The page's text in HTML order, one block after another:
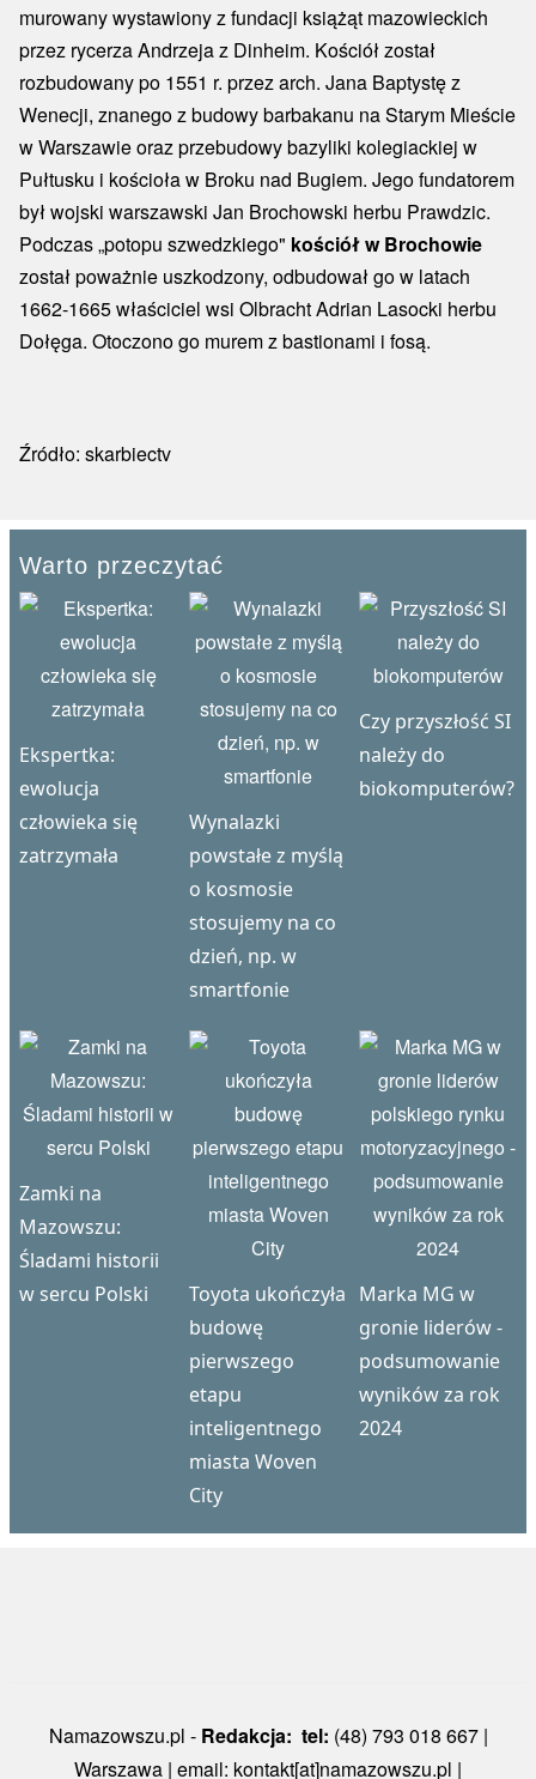
murowany wystawiony z fundacji książąt mazowieckich
przez rycerza Andrzeja z Dinheim. Kościół został
rozbudowany po 1551 r. przez arch. Jana Baptystę z
Wenecji, znanego z budowy barbakanu na Starym Mieście
w Warszawie oraz przebudowy bazyliki kolegiackiej w
Pułtusku i kościoła w Broku nad Bugiem. Jego fundatorem
był wojski warszawski Jan Brochowski herbu Prawdzic.
Podczas „potopu szwedzkiego" kościół w Brochowie
został poważnie uszkodzony, odbudował go w latach
1662-1665 właściciel wsi Olbracht Adrian Lasocki herbu
Dołęga. Otoczono go murem z bastionami i fosą.
Źródło: skarbiectv
Warto przeczytać
Ekspertka:
ewolucja
człowieka się
zatrzymała
Wynalazki
powstałe z myślą
o kosmosie
stosujemy na co
dzień, np. w
smartfonie
Czy przyszłość SI
należy do
biokomputerów?
Zamki na
Mazowszu:
Śladami historii
w sercu Polski
Toyota ukończyła
budowę
pierwszego
etapu
inteligentnego
miasta Woven
City
Marka MG w
gronie liderów -
podsumowanie
wyników za rok
2024
Namazowszu.pl - Redakcja: tel: (48) 793 018 667 |
Warszawa | email: kontakt[at]namazowszu.pl |